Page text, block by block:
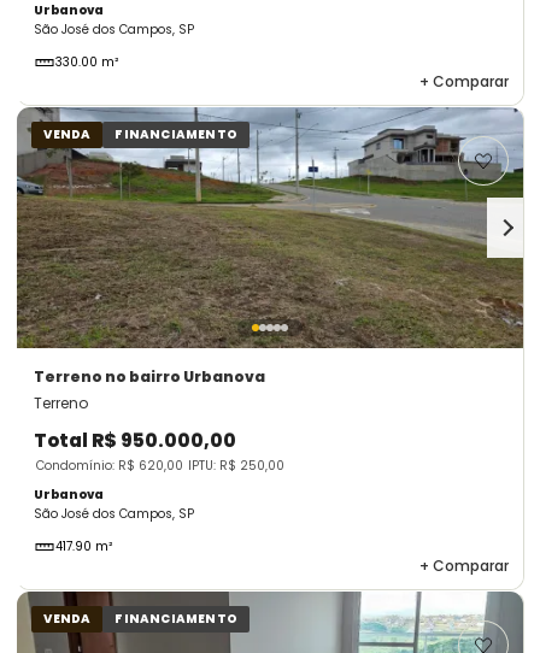
Urbanova
São José dos Campos, SP
330.00 m²
+ Comparar
VENDA FINANCIAMENTO
Terreno no bairro Urbanova
Terreno
Total R$ 950.000,00
Condomínio: R$ 620,00 IPTU: R$ 250,00
Urbanova
São José dos Campos, SP
417.90 m²
+ Comparar
VENDA FINANCIAMENTO